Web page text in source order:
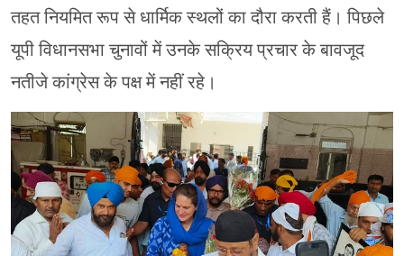
तहत नियमित रूप से धार्मिक स्थलों का दौरा करती हैं। पिछले
यूपी विधानसभा चुनावों में उनके सक्रिय प्रचार के बावजूद
नतीजे कांग्रेस के पक्ष में नहीं रहे।